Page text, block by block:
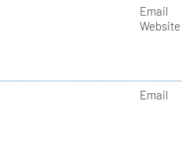
Email
Website
Email